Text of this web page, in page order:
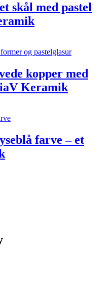
skål med pastel
kopper med
Keramik
farve – et